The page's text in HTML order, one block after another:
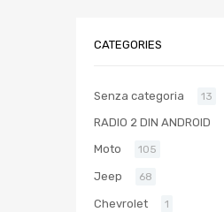
CATEGORIES
Senza categoria 13
RADIO 2 DIN ANDROID
Moto 105
Jeep 68
Chevrolet 1